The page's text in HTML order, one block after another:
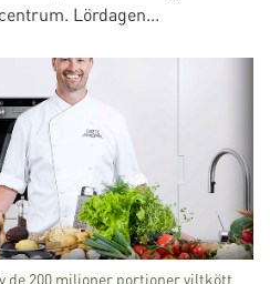
Lördagen...
de 200 miljoner portioner viltkött